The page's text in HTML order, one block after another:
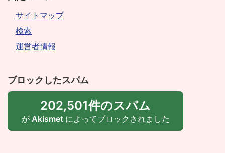
サイトマップ
検索
運営者情報
ブロックしたスパム
202,501件のスパム
が Akismetによってブロックされました